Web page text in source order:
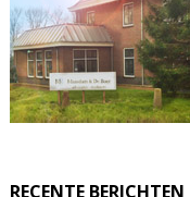
RECENTE BERICHTEN